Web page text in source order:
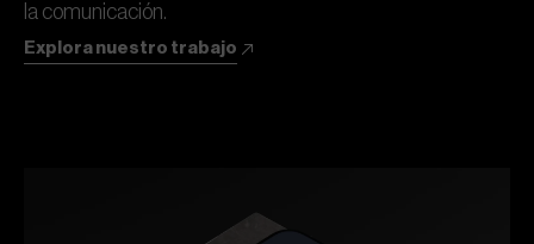
la comunicación.
Explora nuestro trabajo